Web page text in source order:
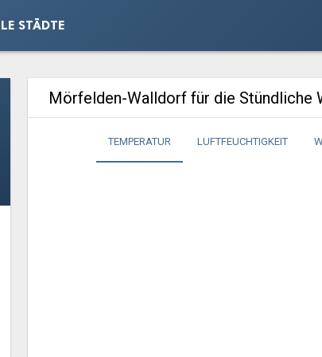
STÄDTE
Mörfelden-Walldorf für die Stündliche
TEMPERATUR LUFTFEUCHTIGKEIT